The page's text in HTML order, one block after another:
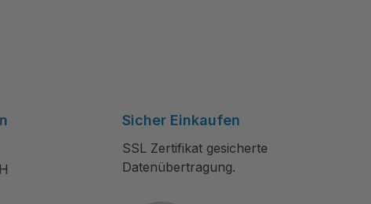
Sicher Einkaufen
SSL Zertifikat gesicherte
Datenübertragung.